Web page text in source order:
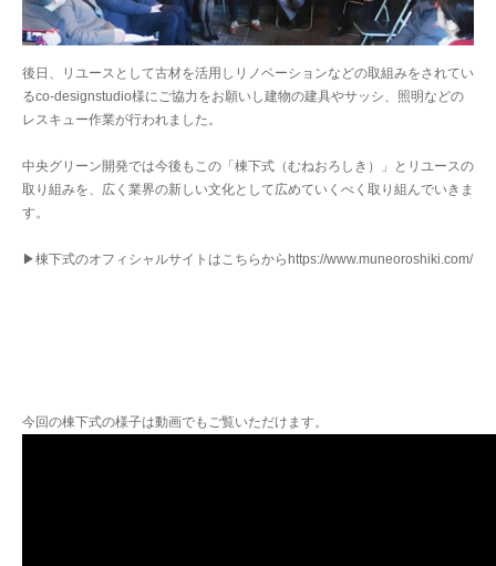
後日、リユースとして古材を活用しリノベーションなどの取組みをされてい
るco-designstudio様にご協力をお願いし建物の建具やサッシ、照明などの
レスキュー作業が行われました。
中央グリーン開発では今後もこの「棟下式（むねおろしき）」とリユースの
取り組みを、広く業界の新しい文化として広めていくべく取り組んでいきま
す。
▶︎棟下式のオフィシャルサイトはこちらからhttps://www.muneoroshiki.com/
今回の棟下式の様子は動画でもご覧いただけます。